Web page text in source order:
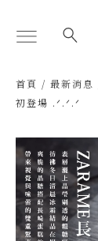
Flyout
Menu
首頁 / 最新消息
初登場 .ᐟ.ᐟ.ᐟ